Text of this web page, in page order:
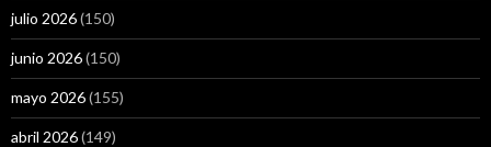
julio 2026(150)
junio 2026(150)
mayo 2026(155)
abril 2026(149)